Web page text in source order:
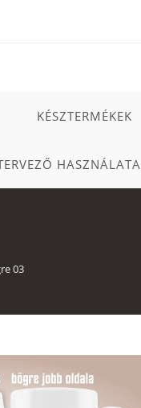
KÉSZTERMÉKEK
HASZNÁLATA
03